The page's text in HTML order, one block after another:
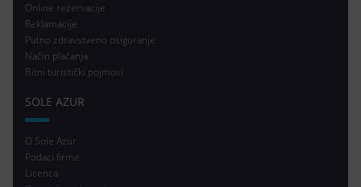
Online rezervacije
Reklamacije
Putno zdravstveno osiguranje
Način plaćanja
Bitni turistički pojmovi
SOLE AZUR
O Sole Azur
Podaci firme
Licenca